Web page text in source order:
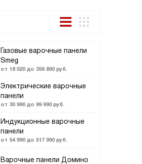
Газовые варочные панели
Smeg
от 18 020 до 356 890 руб.
Электрические варочные
панели
от 30 990 до 99 990 руб.
Индукционные варочные
панели
от 54 990 до 517 990 руб.
Варочные панели Домино